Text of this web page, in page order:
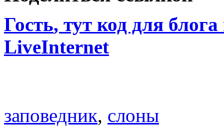
Гость, тут код для
LiveInternet
заповедник, слоны